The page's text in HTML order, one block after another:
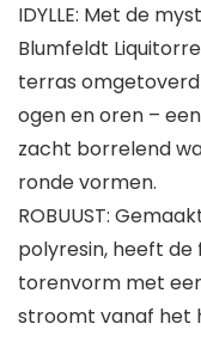
IDYLLE: Met de
Blumfeldt
terras
ogen en oren –
zacht borrelend
ronde vormen.
ROBUUST:
polyresin, heeft
torenvorm met
stroomt vanaf het